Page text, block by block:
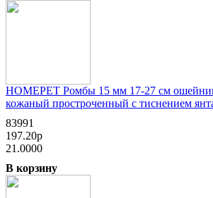
HOMEPET Ромбы 15 мм 17-27 см
кожаный простроченный с тиснением
83991
197.20р
21.0000
В корзину